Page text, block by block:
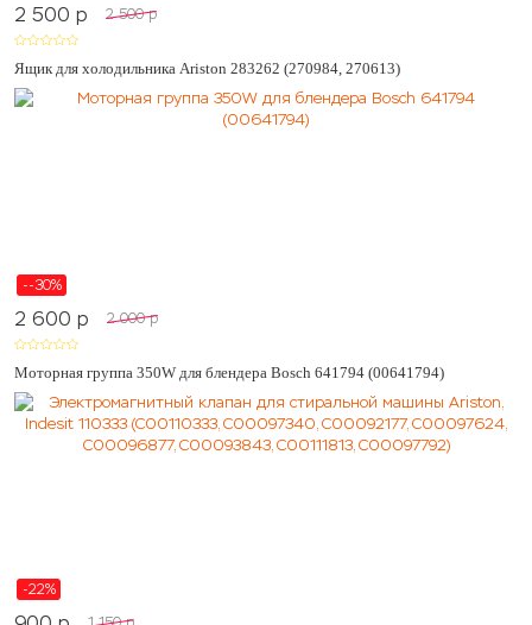
2 500 p 2 500 p
Ящик для холодильника Ariston 283262 (270984, 270613)
--30%
2 600 p 2 000 p
Моторная группа 350W для блендера Bosch 641794 (00641794)
-22%